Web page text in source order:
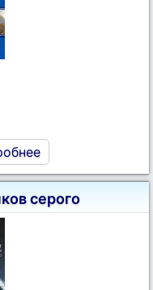
серого